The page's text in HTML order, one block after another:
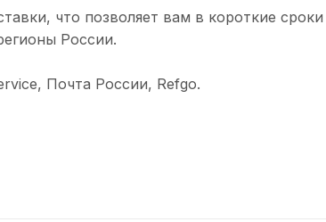
что позволяет вам в короткие сроки
России.
Почта России, Refgo.